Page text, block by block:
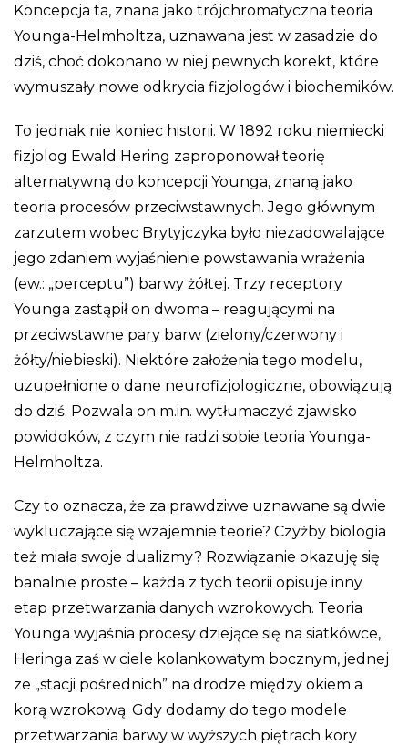
Koncepcja ta, znana jako trójchromatyczna teoria
Younga-Helmholtza, uznawana jest w zasadzie do
dziś, choć dokonano w niej pewnych korekt, które
wymuszały nowe odkrycia fizjologów i biochemików.
To jednak nie koniec historii. W 1892 roku niemiecki
fizjolog Ewald Hering zaproponował teorię
alternatywną do koncepcji Younga, znaną jako
teoria procesów przeciwstawnych. Jego głównym
zarzutem wobec Brytyjczyka było niezadowalające
jego zdaniem wyjaśnienie powstawania wrażenia
(ew.: „perceptu”) barwy żółtej. Trzy receptory
Younga zastąpił on dwoma – reagującymi na
przeciwstawne pary barw (zielony/czerwony i
żółty/niebieski). Niektóre założenia tego modelu,
uzupełnione o dane neurofizjologiczne, obowiązują
do dziś. Pozwala on m.in. wytłumaczyć zjawisko
powidoków, z czym nie radzi sobie teoria Younga-
Helmholtza.
Czy to oznacza, że za prawdziwe uznawane są dwie
wykluczające się wzajemnie teorie? Czyżby biologia
też miała swoje dualizmy? Rozwiązanie okazuję się
banalnie proste – każda z tych teorii opisuje inny
etap przetwarzania danych wzrokowych. Teoria
Younga wyjaśnia procesy dziejące się na siatkówce,
Heringa zaś w ciele kolankowatym bocznym, jednej
ze „stacji pośrednich” na drodze między okiem a
korą wzrokową. Gdy dodamy do tego modele
przetwarzania barwy w wyższych piętrach kory